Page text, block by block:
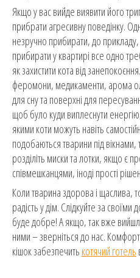
Якщо у вас вийде виявити його
прибрати агресивну поведінку.
незручно прибирати, до прикладу,
прибирати у квартирі все одно
як захистити кота від
феромони, медикаменти, арома
для сну та поверхні для
щоб було куди виплеснути
якими коти можуть навіть
подобаються тварини під вікнами,
розділіть миски та лотки, якщо є
співмешканцями, іноді прості
Коли тварина здорова і щаслива,
радість у дім. Слідкуйте за
буде добре! А якщо, так вже
ними – зверніться до нас.
кішок забезпечить котячий готель